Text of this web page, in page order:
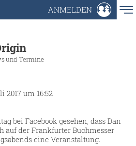
ANMELDEN
und Termine
2017 um 16:52
bei Facebook gesehen, dass Dan
auf der Frankfurter Buchmesser
eine Veranstaltung.